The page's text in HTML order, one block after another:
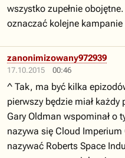
wszystko zupełnie
oznaczać kolejne kampanie
17.10.2015 00:46
zanonimizowany972939
^ Tak, ma być kilka
pierwszy będzie miał
Gary Oldman wspominał o
nazywa się Cloud
nazywać Roberts Space